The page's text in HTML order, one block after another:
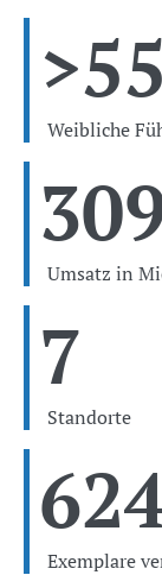
>55
Weibliche
Umsatz in
7
Standorte
Exemplare